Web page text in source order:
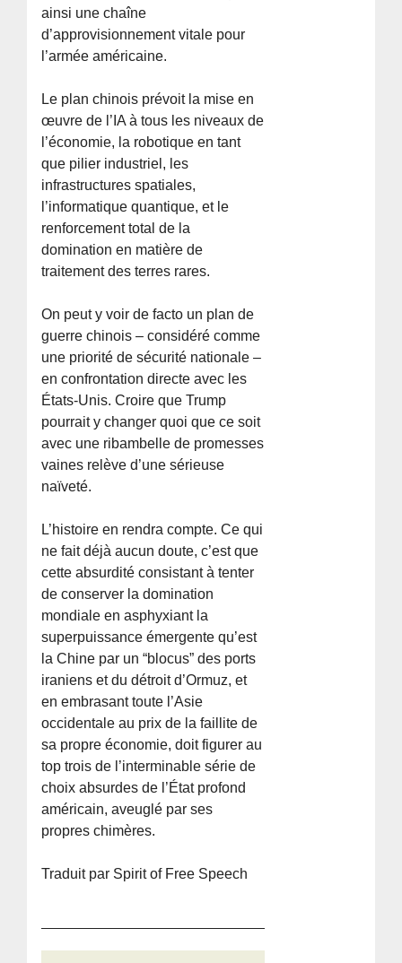
ainsi une chaîne
d’approvisionnement vitale pour
l’armée américaine.
Le plan chinois prévoit la mise en
œuvre de l’IA à tous les niveaux de
l’économie, la robotique en tant
que pilier industriel, les
infrastructures spatiales,
l’informatique quantique, et le
renforcement total de la
domination en matière de
traitement des terres rares.
On peut y voir de facto un plan de
guerre chinois – considéré comme
une priorité de sécurité nationale –
en confrontation directe avec les
États-Unis. Croire que Trump
pourrait y changer quoi que ce soit
avec une ribambelle de promesses
vaines relève d’une sérieuse
naïveté.
L’histoire en rendra compte. Ce qui
ne fait déjà aucun doute, c’est que
cette absurdité consistant à tenter
de conserver la domination
mondiale en asphyxiant la
superpuissance émergente qu’est
la Chine par un “blocus” des ports
iraniens et du détroit d’Ormuz, et
en embrasant toute l’Asie
occidentale au prix de la faillite de
sa propre économie, doit figurer au
top trois de l’interminable série de
choix absurdes de l’État profond
américain, aveuglé par ses
propres chimères.
Traduit par Spirit of Free Speech